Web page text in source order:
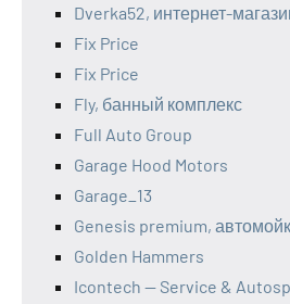
Dverka52, интернет-
Fix Price
Fix Price
Fly, банный комплекс
Full Auto Group
Garage Hood Motors
Garage_13
Genesis premium,
Golden Hammers
Icontech — Service &